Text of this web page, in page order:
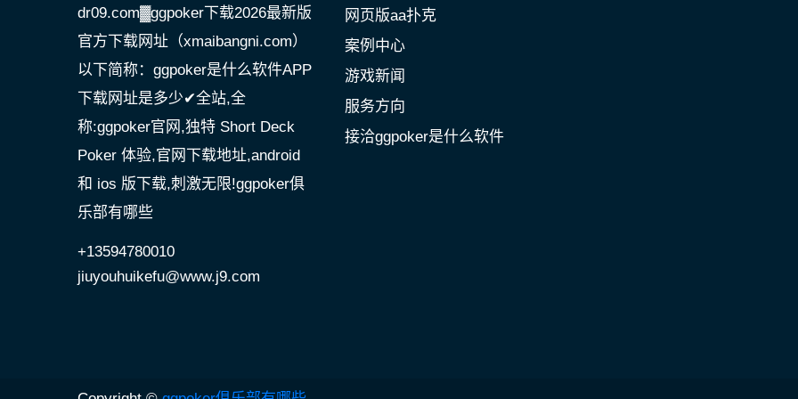
dr09.com▓ggpoker下载2026最新版
官方下载网址（xmaibangni.com）
以下简称：ggpoker是什么软件APP
下载网址是多少✔全站,全
称:ggpoker官网,独特 Short Deck
Poker 体验,官网下载地址,android
和 ios 版下载,刺激无限!ggpoker俱
乐部有哪些
+13594780010
jiuyouhuikefu@www.j9.com
网页版aa扑克
案例中心
游戏新闻
服务方向
接洽ggpoker是什么软件